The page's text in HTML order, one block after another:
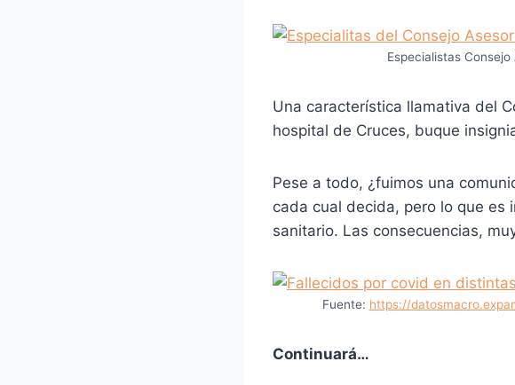
Especialistas
Una característica llamativa del
hospital de Cruces, buque
Pese a todo, ¿fuimos una
cada cual decida, pero lo que es
sanitario. Las consecuencias,
Fuente: https://
Continuará…